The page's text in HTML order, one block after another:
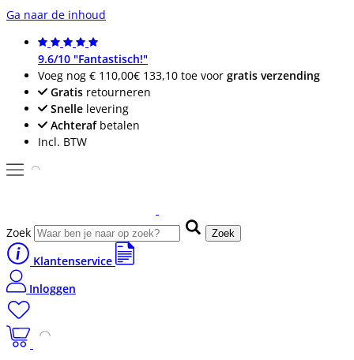
Ga naar de inhoud
9.6/10 "Fantastisch!"
Voeg nog € 110,00€ 133,10 toe voor gratis verzending
Gratis retourneren
Snelle levering
Achterafbetalen
Incl. BTW
Zoek Zoek
Klantenservice
Inloggen